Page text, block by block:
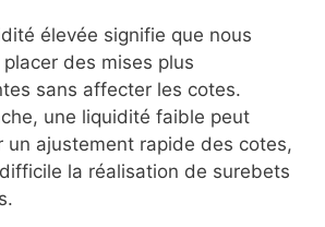
élevée signifie que nous
des mises plus
sans affecter les cotes.
une liquidité faible peut
un ajustement rapide des cotes,
la réalisation de surebets